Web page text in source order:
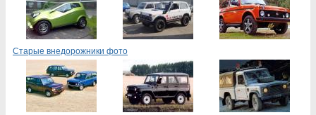
Старые внедорожники фото